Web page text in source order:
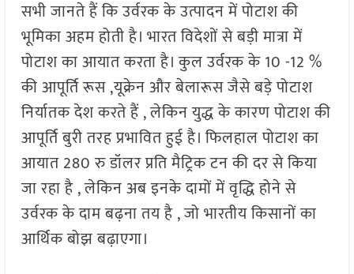
सभी जानते हैं कि उर्वरक के उत्पादन में पोटाश की
भूमिका अहम होती है। भारत विदेशों से बड़ी मात्रा में
पोटाश का आयात करता है। कुल उर्वरक के 10 -12 %
की आपूर्ति रूस ,यूक्रेन और बेलारूस जैसे बड़े पोटाश
निर्यातक देश करते हैं , लेकिन युद्ध के कारण पोटाश की
आपूर्ति बुरी तरह प्रभावित हुई है। फिलहाल पोटाश का
आयात 280 रु डॉलर प्रति मैट्रिक टन की दर से किया
जा रहा है , लेकिन अब इनके दामों में वृद्धि होने से
उर्वरक के दाम बढ़ना तय है , जो भारतीय किसानों का
आर्थिक बोझ बढ़ाएगा।